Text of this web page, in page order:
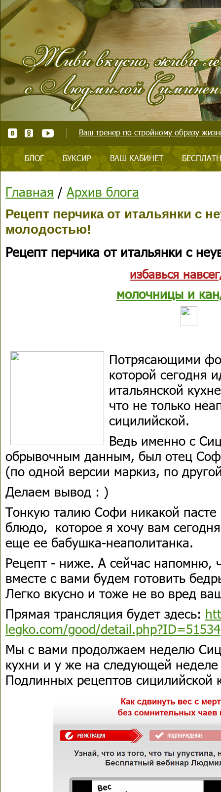
Ваш тренер по стройному образу
БЛОГ БУКСИР ВАШ КАБИНЕТ
Главная / Архив блога
Рецепт перчика от итальянки с
молодостью!
Рецепт перчика от итальянки с
избавься
молочницы и
Потрясающими
которой сегодня
итальянской
что не только
сицилийской.
Ведь именно с
обрывочным данным, был отец
(по одной версии маркиз, по
Делаем вывод : )
Тонкую талию Софи никакой пасте
блюдо, которое я хочу вам
еще ее бабушка-неаполитанка.
Рецепт - ниже. А сейчас напомню,
вместе с вами будем готовить
Легко вкусно и тоже не во вред
Прямая трансляция будет здесь:
legko.com/good/detail.php?ID=51534
Мы с вами продолжаем неделю
кухни и у же на следующей неделе
Подлинных рецептов сицилийской